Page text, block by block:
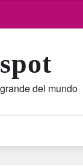
del mundo